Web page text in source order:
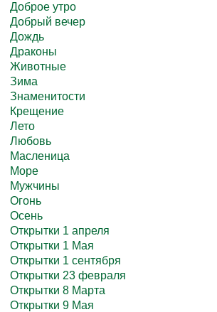
Доброе утро
Добрый вечер
Дождь
Драконы
Животные
Зима
Знаменитости
Крещение
Лето
Любовь
Масленица
Море
Мужчины
Огонь
Осень
Открытки 1 апреля
Открытки 1 Мая
Открытки 1 сентября
Открытки 23 февраля
Открытки 8 Марта
Открытки 9 Мая